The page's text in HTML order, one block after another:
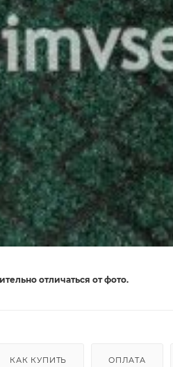
отличаться от фото.
КАК КУПИТЬ ОПЛАТА